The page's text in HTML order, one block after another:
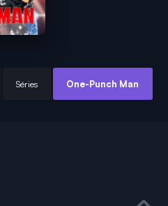
Séries One-Punch Man